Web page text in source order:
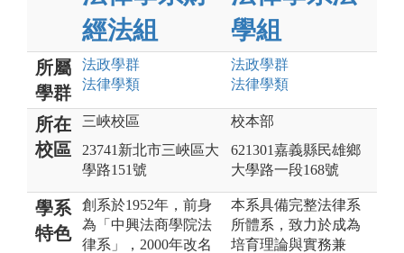
經法組
學組
所屬
學群
法政學群
法律學類
法政學群
法律學類
所在
校區
三峽校區
23741新北市三峽區大
學路151號
校本部
621301嘉義縣民雄鄉
大學路一段168號
學系
特色
創系於1952年，前身
為「中興法商學院法
律系」，2000年改名
本系具備完整法律系
所體系，致力於成為
培育理論與實務兼